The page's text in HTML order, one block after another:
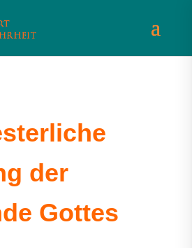
der
Gottes